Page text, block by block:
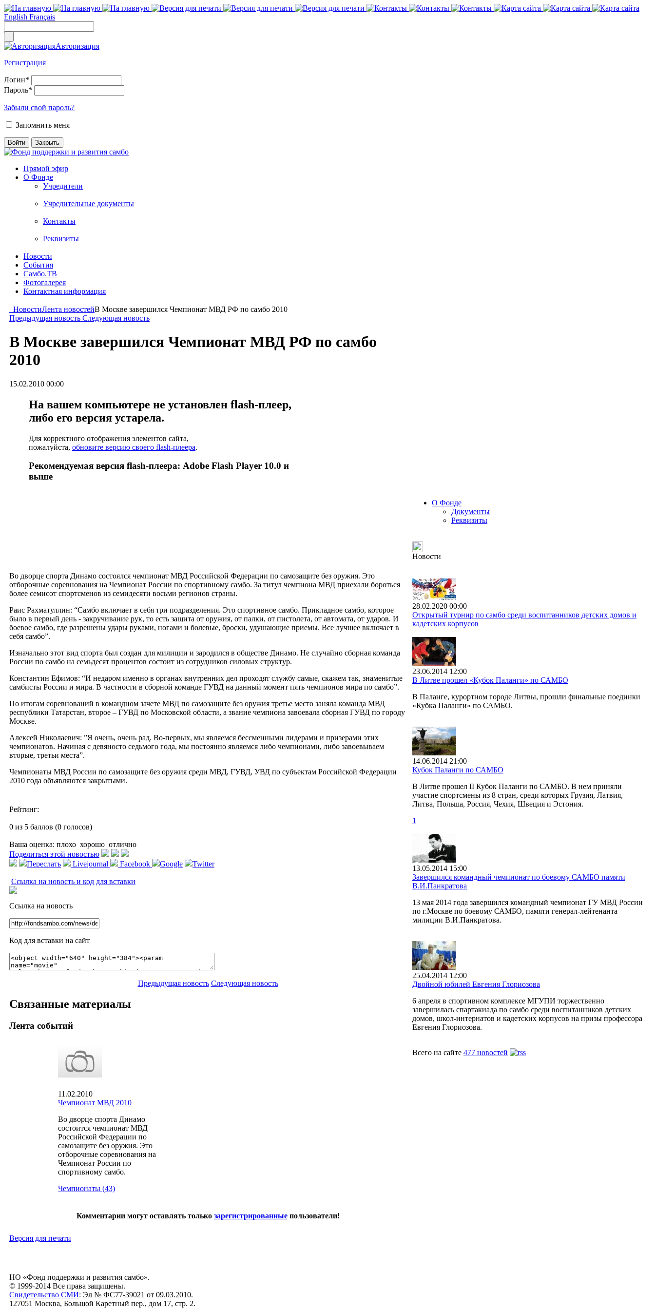
English Français
Авторизация
Регистрация
Логин*
Пароль*
Забыли свой пароль?
Запомнить меня
Прямой эфир
О Фонде
Учредители
Учредительные документы
Контакты
Реквизиты
Новости
События
Самбо.ТВ
Фотогалерея
Контактная информация
НовостиЛента новостейВ Москве завершился Чемпионат МВД РФ по самбо 2010
Предыдущая новость Следующая новость
В Москве завершился Чемпионат МВД РФ по самбо
2010
15.02.2010 00:00
На вашем компьютере не установлен flash-плеер,
либо его версия устарела.
Для корректного отображения элементов сайта,
пожалуйста, обновите версию своего flash-плеера.
Рекомендуемая версия flash-плеера: Adobe Flash Player 10.0 и
выше
Во дворце спорта Динамо состоялся чемпионат МВД Российской Федерации по самозащите без оружия. Это
отборочные соревнования на Чемпионат России по спортивному самбо. За титул чемпиона МВД приехали бороться
более семисот спортсменов из семидесяти восьми регионов страны.
Раис Рахматуллин: “Самбо включает в себя три подразделения. Это спортивное самбо. Прикладное самбо, которое
было в первый день - закручивание рук, то есть защита от оружия, от палки, от пистолета, от автомата, от ударов. И
боевое самбо, где разрешены удары руками, ногами и болевые, броски, удушающие приемы. Все лучшее включает в
себя самбо”.
Изначально этот вид спорта был создан для милиции и зародился в обществе Динамо. Не случайно сборная команда
России по самбо на семьдесят процентов состоит из сотрудников силовых структур.
Константин Ефимов: “И недаром именно в органах внутренних дел проходят службу самые, скажем так, знаменитые
самбисты России и мира. В частности в сборной команде ГУВД на данный момент пять чемпионов мира по самбо”.
По итогам соревнований в командном зачете МВД по самозащите без оружия третье место заняла команда МВД
республики Татарстан, второе – ГУВД по Московской области, а звание чемпиона завоевала сборная ГУВД по городу
Москве.
Алексей Николаевич: ”Я очень, очень рад. Во-первых, мы являемся бессменными лидерами и призерами этих
чемпионатов. Начиная с девяносто седьмого года, мы постоянно являемся либо чемпионами, либо завоевываем
вторые, третьи места”.
Чемпионаты МВД России по самозащите без оружия среди МВД, ГУВД, УВД по субъектам Российской Федерации
2010 года объявляются закрытыми.
Рейтинг:
0 из 5 баллов (0 голосов)
Ваша оценка: плохо хорошо отлично
Поделиться этой новостью
Переслать
Livejournal Facebook Google Twitter
Ссылка на новость и код для вставки
Ссылка на новость
Код для вставки на сайт
Предыдущая новость Следующая новость
Связанные материалы
Лента событий
11.02.2010
Чемпионат МВД 2010
Во дворце спорта Динамо
состоится чемпионат МВД
Российской Федерации по
самозащите без оружия. Это
отборочные соревнования на
Чемпионат России по
спортивному самбо.
Чемпионаты (43)
Комментарии могут оставлять только зарегистрированныепользователи!
Версия для печати
О Фонде
Документы
Реквизиты
Новости
28.02.2020 00:00
Открытый турнир по самбо среди воспитанников детских домов и
кадетских корпусов
23.06.2014 12:00
В Литве прошел «Кубок Паланги» по САМБО
В Паланге, курортном городе Литвы, прошли финальные поединки
«Кубка Паланги» по САМБО.
14.06.2014 21:00
Кубок Паланги по САМБО
В Литве прошел II Кубок Паланги по САМБО. В нем приняли
участие спортсмены из 8 стран, среди которых Грузия, Латвия,
Литва, Польша, Россия, Чехия, Швеция и Эстония.
1
13.05.2014 15:00
Завершился командный чемпионат по боевому САМБО памяти
В.И.Панкратова
13 мая 2014 года завершился командный чемпионат ГУ МВД России
по г.Москве по боевому САМБО, памяти генерал-лейтенанта
милиции В.И.Панкратова.
25.04.2014 12:00
Двойной юбилей Евгения Глориозова
6 апреля в спортивном комплексе МГУПИ торжественно
завершилась спартакиада по самбо среди воспитанников детских
домов, школ-интернатов и кадетских корпусов на призы профессора
Евгения Глориозова.
Всего на сайте 477 новостей
НО «Фонд поддержки и развития самбо».
© 1999-2014 Все права защищены.
Свидетельство СМИ: Эл № ФС77-39021 от 09.03.2010.
127051 Москва, Большой Каретный пер., дом 17, стр. 2.